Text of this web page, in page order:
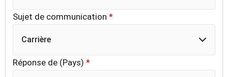
Sujet de communication *
Carrière
Réponse de (Pays) *